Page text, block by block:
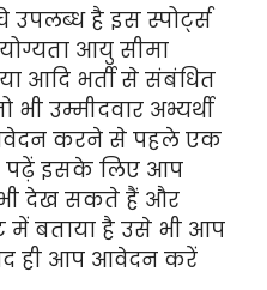
है इस स्पोर्ट्स
आयु सीमा
आदि भर्ती से संबंधित
उम्मीदवार अभ्यर्थी
करने से पहले एक
पढ़ें इसके लिए आप
देख सकते हैं और
बताया है उसे भी आप
ही आप आवेदन करें